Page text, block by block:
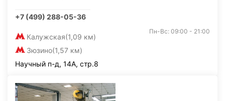
+7 (499) 288-05-36
Калужская(1,09 км)
Зюзино(1,57 км)
Пн-Вс: 09:00 - 21:00
Научный п-д, 14А, стр.8